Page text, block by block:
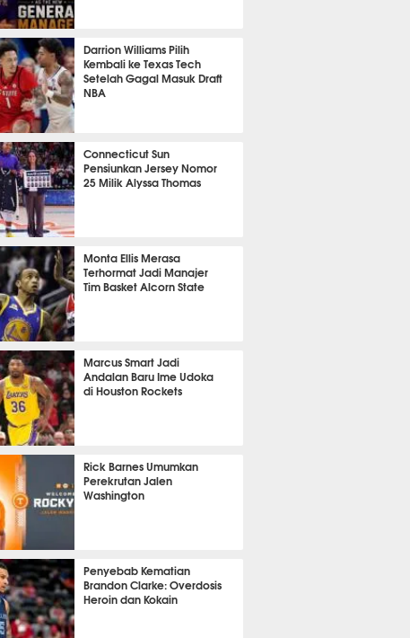
10 menit lalu
Darrion Williams Pilih
Kembali ke Texas Tech
Setelah Gagal Masuk Draft
NBA
13 menit lalu
Connecticut Sun
Pensiunkan Jersey Nomor
25 Milik Alyssa Thomas
21 menit lalu
Monta Ellis Merasa
Terhormat Jadi Manajer
Tim Basket Alcorn State
16 menit lalu
Marcus Smart Jadi
Andalan Baru Ime Udoka
di Houston Rockets
4 menit lalu
Rick Barnes Umumkan
Perekrutan Jalen
Washington
5 menit lalu
Penyebab Kematian
Brandon Clarke: Overdosis
Heroin dan Kokain